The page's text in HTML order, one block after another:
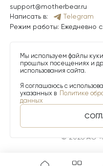
support@motherbear.ru
Написать в:
Telegram
Режим работы: Ежедневно с
© 2026 АО
Мы используем файлы
прошлых посещениях и
использования сайта.
Я соглашаюсь с
указанных в Политике
данных